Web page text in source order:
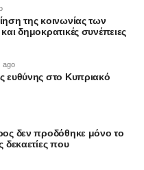
της κοινωνίας των
δημοκρατικές συνέπειες
ago
ευθύνης στο Κυπριακό
δεν προδόθηκε μόνο το
δεκαετίες που